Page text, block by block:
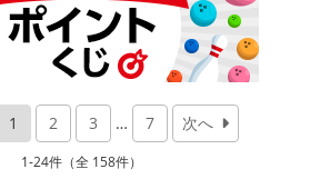
1 2 3 … 7 次へ
1-24件（全 158件）